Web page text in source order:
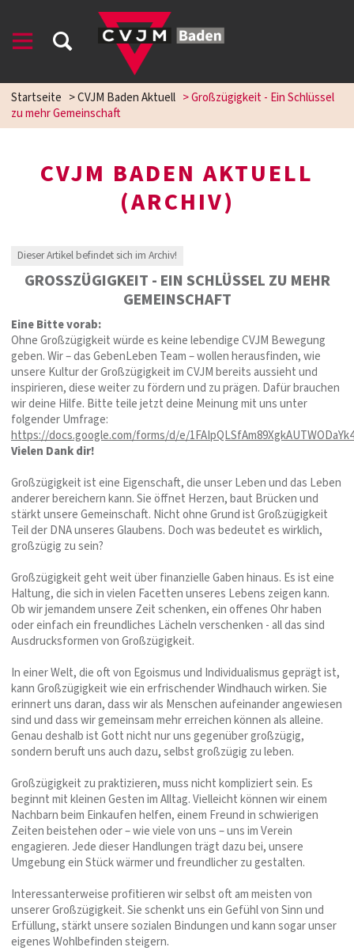
Startseite >CVJM Baden Aktuell >Großzügigkeit - Ein Schlüssel
zu mehr Gemeinschaft
CVJM BADEN AKTUELL
(ARCHIV)
Dieser Artikel befindet sich im Archiv!
GROSSZÜGIGKEIT - EIN SCHLÜSSEL ZU MEHR G
EMEINSCHAFT
Eine Bitte vorab:
Ohne Großzügigkeit würde es keine lebendige CVJM Bewegung
geben. Wir – das GebenLeben Team – wollen herausfinden, wie
unsere Kultur der Großzügigkeit im CVJM bereits aussieht und
inspirieren, diese weiter zu fördern und zu prägen. Dafür brauchen
wir deine Hilfe. Bitte teile jetzt deine Meinung mit uns unter
folgender Umfrage:
https://docs.google.com/forms/d/e/
Vielen Dank dir!
Großzügigkeit ist eine Eigenschaft, die unser Leben und das Leben
anderer bereichern kann. Sie öffnet Herzen, baut Brücken und
stärkt unsere Gemeinschaft. Nicht ohne Grund ist Großzügigkeit
Teil der DNA unseres Glaubens. Doch was bedeutet es wirklich,
großzügig zu sein?
Großzügigkeit geht weit über finanzielle Gaben hinaus. Es ist eine
Haltung, die sich in vielen Facetten unseres Lebens zeigen kann.
Ob wir jemandem unsere Zeit schenken, ein offenes Ohr haben
oder einfach ein freundliches Lächeln verschenken - all das sind
Ausdrucksformen von Großzügigkeit.
In einer Welt, die oft von Egoismus und Individualismus geprägt ist,
kann Großzügigkeit wie ein erfrischender Windhauch wirken. Sie
erinnert uns daran, dass wir als Menschen aufeinander angewiesen
sind und dass wir gemeinsam mehr erreichen können als alleine.
Genau deshalb ist Gott nicht nur uns gegenüber großzügig,
sondern beruft uns auch dazu, selbst großzügig zu leben.
Großzügigkeit zu praktizieren, muss nicht kompliziert sein. Es
beginnt mit kleinen Gesten im Alltag. Vielleicht können wir einem
Nachbarn beim Einkaufen helfen, einem Freund in schwierigen
Zeiten beistehen oder – wie viele von uns – uns im Verein
engagieren. Jede dieser Handlungen trägt dazu bei, unsere
Umgebung ein Stück wärmer und freundlicher zu gestalten.
Interessanterweise profitieren wir selbst oft am meisten von
unserer Großzügigkeit. Sie schenkt uns ein Gefühl von Sinn und
Erfüllung, stärkt unsere sozialen Bindungen und kann sogar unser
eigenes Wohlbefinden steigern.